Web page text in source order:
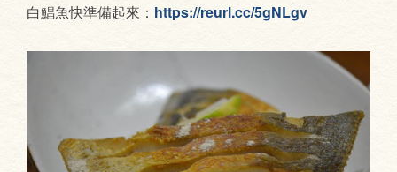
白鯧魚快準備起來： https://reurl.cc/5gNLgv